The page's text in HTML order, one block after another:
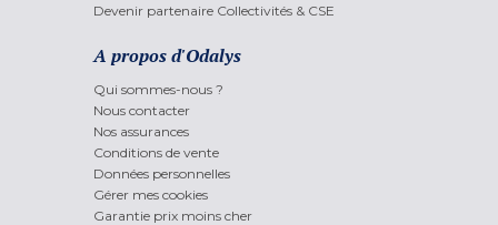
Devenir partenaire Collectivités & CSE
A propos d'Odalys
Qui sommes-nous ?
Nous contacter
Nos assurances
Conditions de vente
Données personnelles
Gérer mes cookies
Garantie prix moins cher